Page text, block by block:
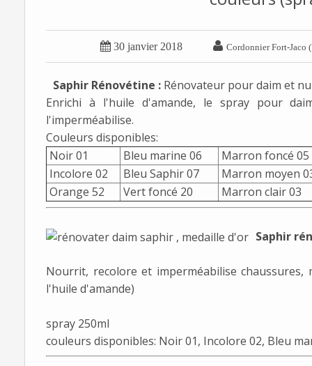
 30 janvier 2018  Cordonnier Fort-Jaco
Saphir Rénovétine : Rénovateur pour daim et
Enrichi à l'huile d'amande, le spray pour
l'imperméabilise.
Couleurs disponibles:
Noir 01
Bleu marine 06
Marron foncé 05
Incolore 02
Bleu Saphir 07
Marron moyen
Orange 52
Vert foncé 20 Marron clair 03
Saphir
Nourrit, recolore et imperméabilise
l'huile d'amande)
spray 250ml
couleurs disponibles: Noir 01, Incolore 02, Bleu